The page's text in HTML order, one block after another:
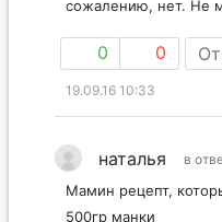
сожалению, нет. Не
0 0
19.09.16 10:33
наталья в
Мамин рецепт,
500гр манки